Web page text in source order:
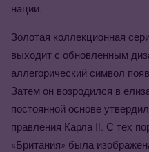
нации.
Золотая коллекционная
выходит с обновленным
аллегорический символ
Затем он возродился в
постоянной основе
правления Карла II. С тех
«Британия» была